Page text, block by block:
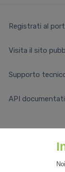
Registrati al
Visita il sito
Supporto
API